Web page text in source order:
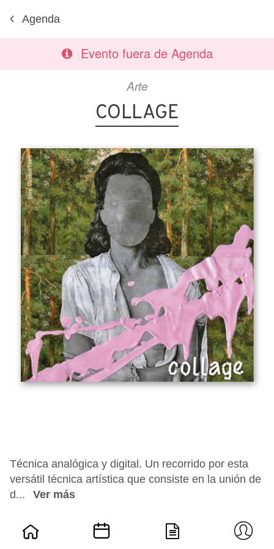
Agenda
Evento fuera de Agenda
Arte
COLLAGE
Técnica analógica y digital. Un recorrido por esta
versátil técnica artística que consiste en la unión de
d...
Ver más